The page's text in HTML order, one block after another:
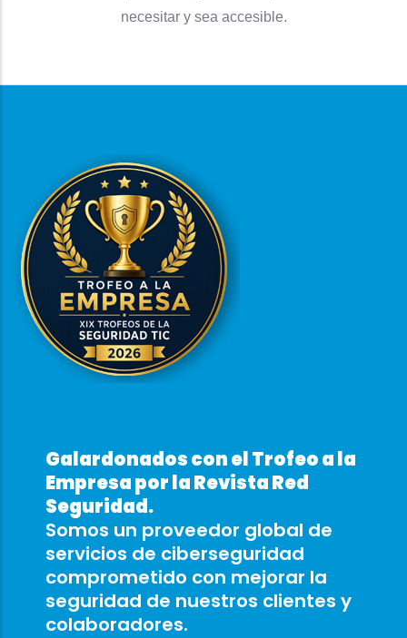
necesitar y sea accesible.
Galardonados con el Trofeo a la
Empresa por la Revista Red
Seguridad.
Somos un proveedor global de
servicios de ciberseguridad
comprometido con mejorar la
seguridad de nuestros clientes y
colaboradores.